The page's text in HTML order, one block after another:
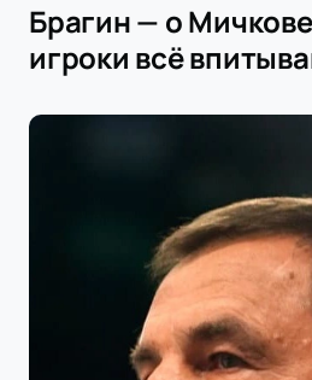
Брагин — о
игроки всё